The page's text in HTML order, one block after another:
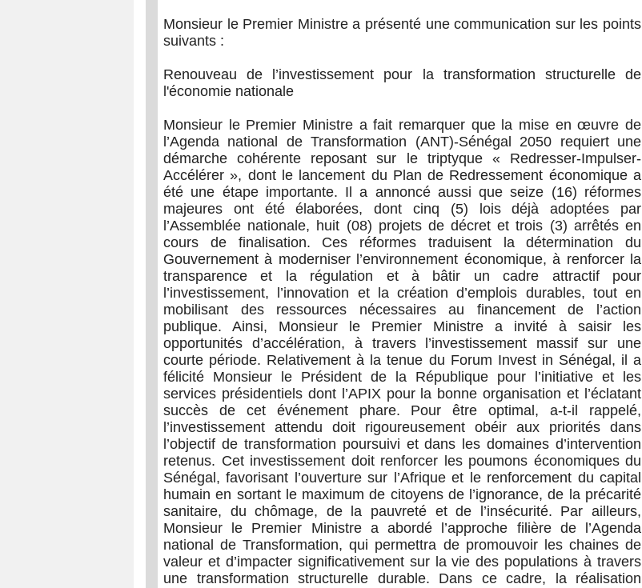
Monsieur le Premier Ministre a présenté une communication sur les points
suivants :
Renouveau de l’investissement pour la transformation structurelle de
l'économie nationale
Monsieur le Premier Ministre a fait remarquer que la mise en œuvre de
l’Agenda national de Transformation (ANT)-Sénégal 2050 requiert une
démarche cohérente reposant sur le triptyque « Redresser-Impulser-
Accélérer », dont le lancement du Plan de Redressement économique a
été une étape importante. Il a annoncé aussi que seize (16) réformes
majeures ont été élaborées, dont cinq (5) lois déjà adoptées par
l’Assemblée nationale, huit (08) projets de décret et trois (3) arrêtés en
cours de finalisation. Ces réformes traduisent la détermination du
Gouvernement à moderniser l’environnement économique, à renforcer la
transparence et la régulation et à bâtir un cadre attractif pour
l’investissement, l’innovation et la création d’emplois durables, tout en
mobilisant des ressources nécessaires au financement de l’action
publique. Ainsi, Monsieur le Premier Ministre a invité à saisir les
opportunités d’accélération, à travers l’investissement massif sur une
courte période. Relativement à la tenue du Forum Invest in Sénégal, il a
félicité Monsieur le Président de la République pour l’initiative et les
services présidentiels dont l’APIX pour la bonne organisation et l’éclatant
succès de cet événement phare. Pour être optimal, a-t-il rappelé,
l’investissement attendu doit rigoureusement obéir aux priorités dans
l’objectif de transformation poursuivi et dans les domaines d’intervention
retenus. Cet investissement doit renforcer les poumons économiques du
Sénégal, favorisant l’ouverture sur l’Afrique et le renforcement du capital
humain en sortant le maximum de citoyens de l’ignorance, de la précarité
sanitaire, du chômage, de la pauvreté et de l’insécurité. Par ailleurs,
Monsieur le Premier Ministre a abordé l’approche filière de l’Agenda
national de Transformation, qui permettra de promouvoir les chaines de
valeur et d’impacter significativement sur la vie des populations à travers
une transformation structurelle durable. Dans ce cadre, la réalisation